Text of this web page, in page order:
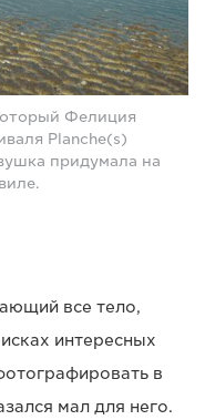
Фелиция
Planche(s)
придумала на
все тело,
интересных
в
мал для него.